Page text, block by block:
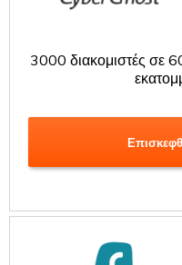
3000 διακομιστές σε